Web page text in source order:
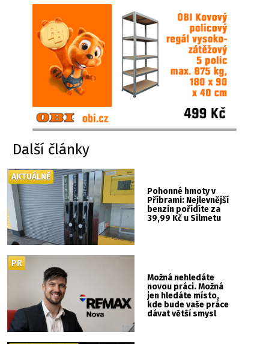
Další články
Pohonné hmoty v
Příbrami: Nejlevnější
benzin pořídíte za
39,99 Kč u Silmetu
AKTUÁLNĚ
Možná nehledáte
novou práci. Možná
jen hledáte místo,
kde bude vaše práce
dávat větší smysl
PR